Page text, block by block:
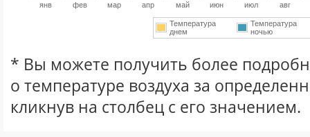
янв фев мар апр май июн июл авг
Температура
днем
Температура
ночью
* Вы можете получить более
о температуре воздуха за
кликнув на столбец с его значением.